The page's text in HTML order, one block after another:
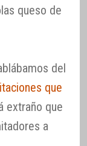
queso de
del
que
extraño que
a